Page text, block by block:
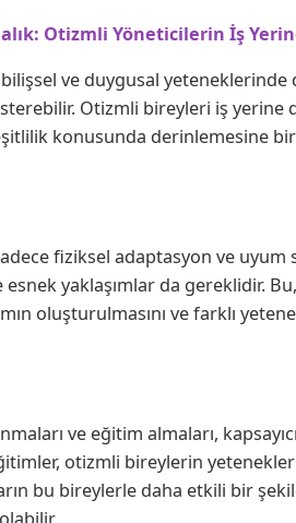
Otizmli Yöneticilerin İş
ve duygusal yeteneklerinde
Otizmli bireyleri iş yerine
konusunda derinlemesine bir
fiziksel adaptasyon ve uyum
yaklaşımlar da gereklidir.
oluşturulmasını ve farklı
ve eğitim almaları,
otizmli bireylerin
bu bireylerle daha etkili bir